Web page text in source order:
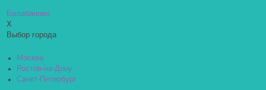
Балабаново
X
Выбор города
Москва
Ростов-на-Дону
Санкт-Петербург